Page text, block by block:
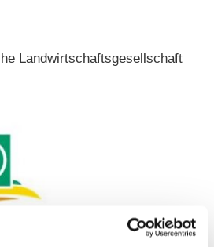
Landwirtschaftsgesellschaft